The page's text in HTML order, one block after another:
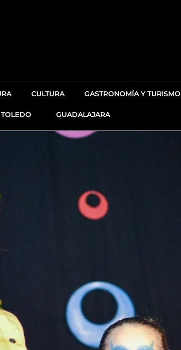
CULTURA GASTRONOMÍA Y TURISMO
TOLEDO GUADALAJARA